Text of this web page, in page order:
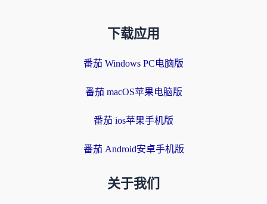
下载应用
番茄 Windows PC电脑版
番茄 macOS苹果电脑版
番茄 ios苹果手机版
番茄 Android安卓手机版
关于我们